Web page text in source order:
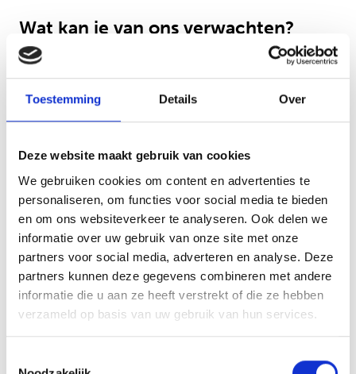
Toestemming Details Over
Deze website maakt gebruik van cookies
We gebruiken cookies om content en advertenties te
personaliseren, om functies voor social media te bieden
en om ons websiteverkeer te analyseren. Ook delen we
informatie over uw gebruik van onze site met onze
partners voor social media, adverteren en analyse. Deze
partners kunnen deze gegevens combineren met andere
informatie die u aan ze heeft verstrekt of die ze hebben
verzameld op basis van uw gebruik van hun services.
Wat kan je van ons verwachten?
Als je aan de slag gaat als pedagogisch
medewerker/jeugdzorgwerker D dan
bruto per maand (schaal 7) bij een fulltime
dienstverband (36 uur) conform de CAO
Jeugdzorg
Een jaarcontract (met uitzicht op een
vast dienstverband) van 28 tot 36 uur
per week
Onregelmatigheidstoeslag (ORT) voor
als je op onregelmatige tijden moet